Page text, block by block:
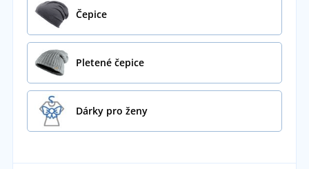
Čepice
Pletené čepice
Dárky pro ženy